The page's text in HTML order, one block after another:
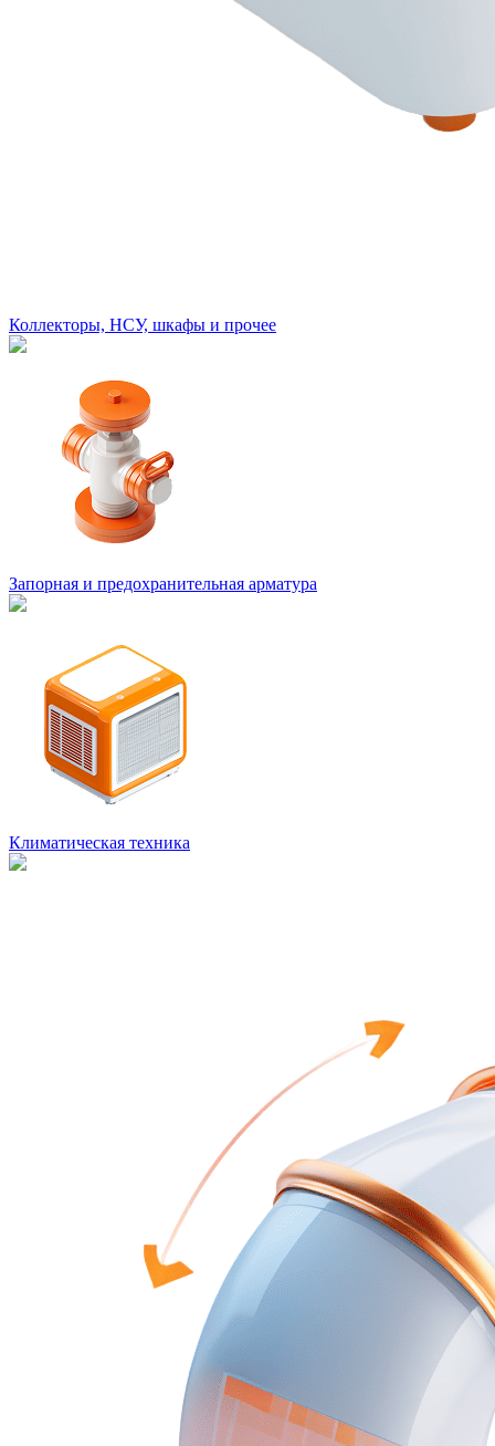
Коллекторы, НСУ, шкафы и прочее
Запорная и предохранительная арматура
Климатическая техника